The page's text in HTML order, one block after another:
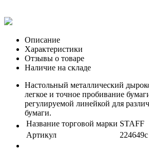
Описание
Характеристики
Отзывы о товаре
Наличие на складе
Настольный металлический
легкое и точное пробивание
регулируемой линейкой для
бумаги.
Название торговой марки STAFF
Артикул
224649с